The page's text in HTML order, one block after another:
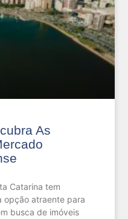
As
Catarina tem
opção atraente para
busca de imóveis